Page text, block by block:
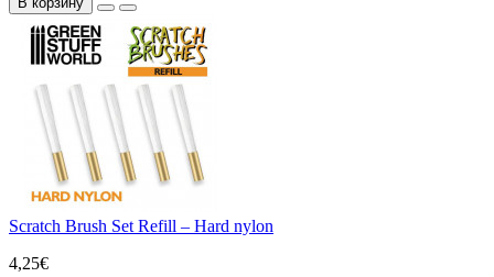
Scratch Brush Set Refill – Hard nylon
4,25€